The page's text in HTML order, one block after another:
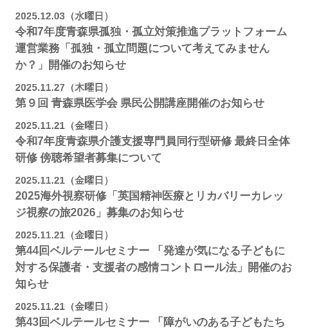
2025.12.03（水曜日）
令和7年度青森県孤独・孤立対策推進プラットフォーム
運営業務「孤独・孤立問題について考えてみません
か？」開催のお知らせ
2025.11.27（木曜日）
第９回 青森県医学会 県民公開講座開催のお知らせ
2025.11.21（金曜日）
令和7年度青森県介護支援専門員同行型研修 最終日全体
研修 傍聴希望者募集について
2025.11.21（金曜日）
2025海外視察研修「英国精神医療とリカバリーカレッ
ジ視察の旅2026」募集のお知らせ
2025.11.21（金曜日）
第44回ベルテールセミナー 「発達が気になる子どもに
対する保護者・支援者の感情コントロール法」開催のお
知らせ
2025.11.21（金曜日）
第43回ベルテールセミナー 「障がいのある子どもたち